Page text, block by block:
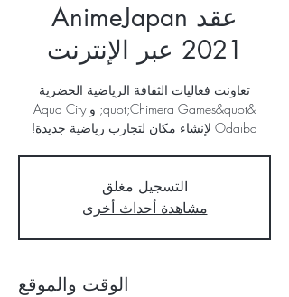
عقد AnimeJapan
2021 عبر الإنترنت
تعاونت فعاليات الثقافة الرياضية الحضرية
&quot;Chimera Games&quot; و Aqua City
Odaiba لإنشاء مكان لتجارب رياضية جديدة!
التسجيل مغلق
مشاهدة أحداث أخرى
الوقت والموقع